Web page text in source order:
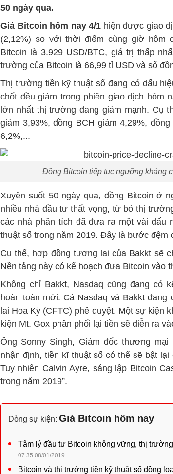
50 ngày qua.
Giá Bitcoin hôm nay 4/1 hiện được giao
(2,12%) so với thời điểm cùng giờ hôm
Bitcoin là 3.929 USD/BTC, giá trị thấp
trường của Bitcoin là 66,99 tỉ USD và số
Thị trường tiền kỹ thuật số đang có dấu
chốt đều giảm trong phiên giao dịch hôm
lớn nhất thị trường đang giảm mạnh. Cụ
giảm 3,93%, đồng BCH giảm 4,29%,
6,2%,...
Đồng Bitcoin tiếp tục ngưỡng kháng
Xuyên suốt 50 ngày qua, đồng Bitcoin ở
nhiều nhà đầu tư thất vọng, từ bỏ thị
các nhà phân tích đã đưa ra một vài dấu
thuật số trong năm 2019. Đây là bước đệm
Cụ thể, hợp đồng tương lai của Bakkt sẽ
Nền tảng này có kế hoạch đưa Bitcoin vào
Không chỉ Bakkt, Nasdaq cũng đang có
hoàn toàn mới. Cả Nasdaq và Bakkt
lai Hoa Kỳ (CFTC) phê duyệt. Một sự kiện
kiện Mt. Gox phân phối lại tiền sẽ diễn ra
Ông Sonny Singh, Giám đốc thương
nhận định, tiền kĩ thuật số có thể sẽ bật
Tuy nhiên Calvin Ayre, sáng lập Bitcoin
trong năm 2019”.
Dòng sự kiện: Giá Bitcoin hôm nay
Tâm lý đầu tư Bitcoin không vững, thị
07:35 08/01/2019
Bitcoin và thị trường tiền kỹ thuật số đồng